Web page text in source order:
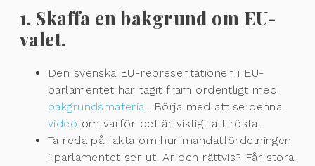
1. Skaffa en bakgrund om EU-
valet.
Den svenska EU-representationen i EU-
parlamentet har tagit fram ordentligt med
bakgrundsmaterial
. Börja med att se denna
video om varför det är viktigt att rösta.
Ta reda på fakta om hur mandatfördelningen
i parlamentet ser ut. Är den rättvis? Får stora